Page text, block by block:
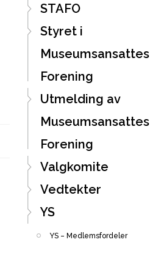
STAFO
Styret i
Museumsansattes
Forening
Utmelding av
Museumsansattes
Forening
Valgkomite
Vedtekter
YS
YS – Medlemsfordeler